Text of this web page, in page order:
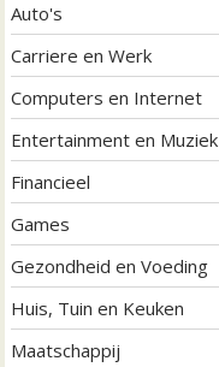
Auto's
Carriere en Werk
Computers en Internet
Entertainment en Muziek
Financieel
Games
Gezondheid en Voeding
Huis, Tuin en Keuken
Maatschappij